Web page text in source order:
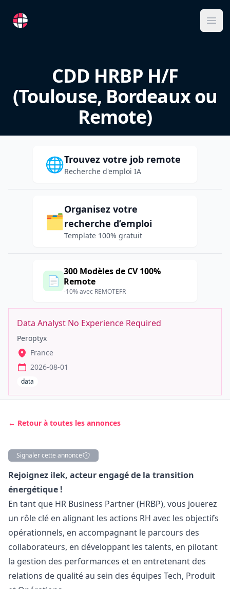
RemoteFR
CDD HRBP H/F
(Toulouse, Bordeaux ou
Remote)
🌐Trouvez votre job remote
Recherche d'emploi IA
🗂️
Organisez votre
recherche d’emploi
Template 100% gratuit
📄
300 Modèles de CV 100%
Remote
-10% avec REMOTEFR
Data Analyst No Experience Required
Peroptyx
France
2026-08-01
data
← Retour à toutes les annonces
Signaler cette annonce
Description
Rejoignez ilek, acteur engagé de la transition
énergétique !
En tant que HR Business Partner (HRBP), vous jouerez
un rôle clé en alignant les actions RH avec les objectifs
opérationnels, en accompagnant le parcours des
collaborateurs, en développant les talents, en pilotant
la gestion des performances et en entretenant des
relations de qualité au sein des équipes Tech, Produit